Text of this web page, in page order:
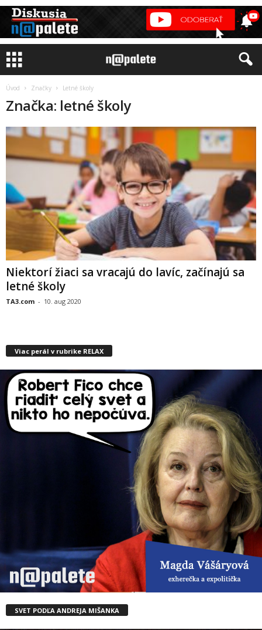
Úvod Značky Letné školy
Značka: letné školy
Niektorí žiaci sa vracajú do lavíc, začínajú sa
letné školy
TA3.com - 10. aug 2020
Viac perál v rubrike RELAX
SVET PODĽA ANDREJA MIŠANKA